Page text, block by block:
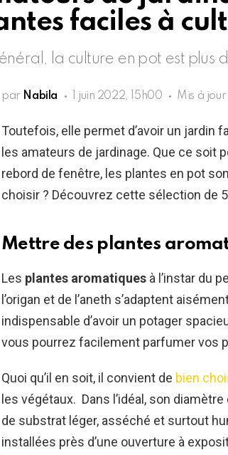
faciles à
la culture en pot est plus
par Nabila 1 juin 2022, 15h00 Mis à jour
Toutefois, elle permet d’avoir un jardin
les amateurs de jardinage. Que ce soit
rebord de fenêtre, les plantes en pot
choisir ? Découvrez cette sélection de
Mettre des plantes
Les plantes aromatiques à l’instar du
l’origan et de l’aneth s’adaptent
indispensable d’avoir un potager
vous pourrez facilement parfumer vos
Quoi qu’il en soit, il convient de bien
les végétaux. Dans l’idéal, son
de substrat léger, asséché et surtout
installées près d’une ouverture à